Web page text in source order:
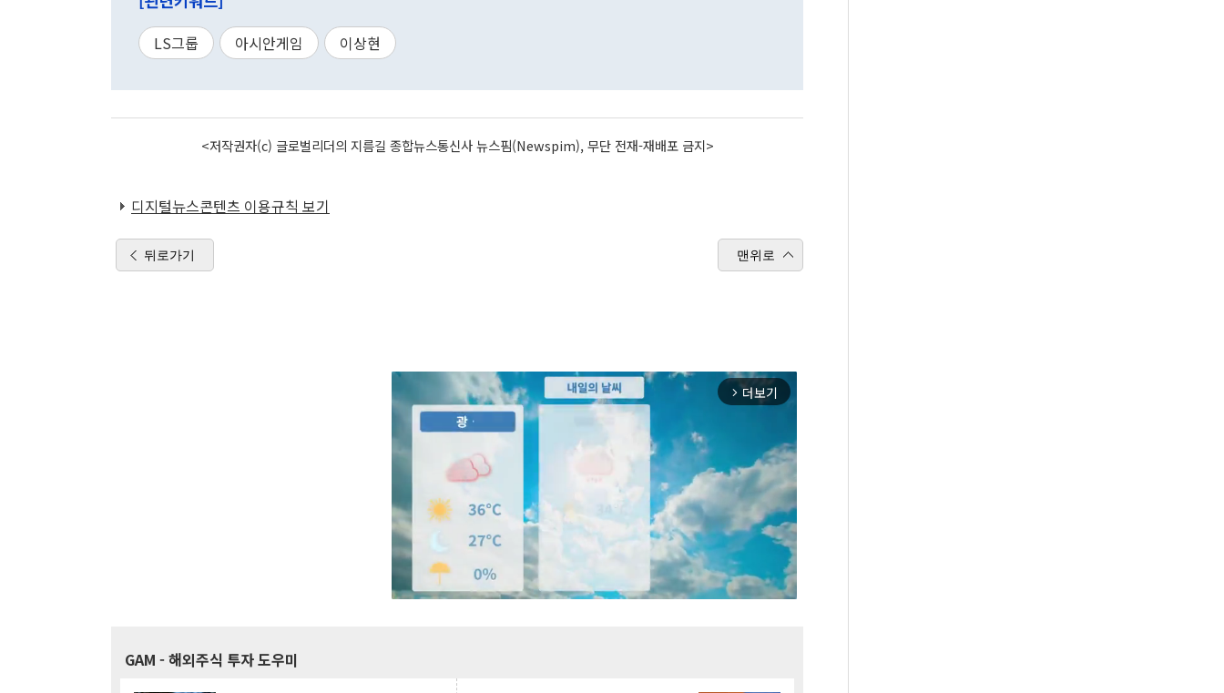
LS그룹 아시안게임 이상현
<저작권자(c) 글로벌리더의 지름길 종합뉴스통신사 뉴스핌(Newspim), 무단 전재-재배포 금지>
디지털뉴스콘텐츠 이용규칙 보기
뒤로가기 맨위로
arrow_forward_ios 더보기
GAM - 해외주식 투자 도우미